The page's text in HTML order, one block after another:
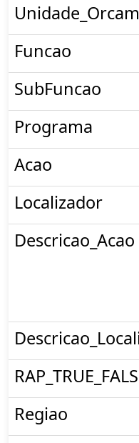
Funcao
SubFuncao
Programa
Acao
Localizador
Descricao_Acao
Regiao